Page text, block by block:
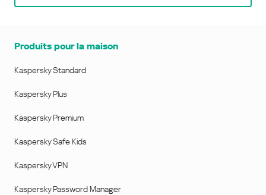
Produits pour la maison
Kaspersky Standard
Kaspersky Plus
Kaspersky Premium
Kaspersky Safe Kids
Kaspersky VPN
Kaspersky Password Manager